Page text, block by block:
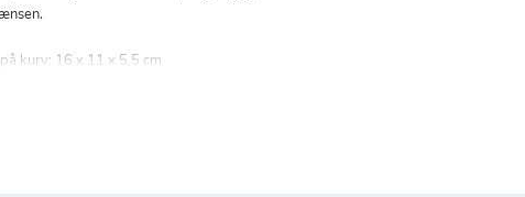
kurv: 16 x 11 x 5,5 cm